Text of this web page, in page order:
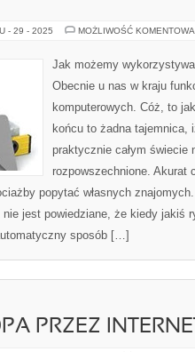
- 29 - 2025 MOŻLIWOŚĆ
Jak możemy
Obecnie u nas w kraju
komputerowych. Cóż, to
końcu to żadna tajemnica,
praktycznie całym świecie
rozpowszechnione. Akurat
popytać własnych
jest powiedziane, że kiedy jakiś
sposób […]
PRZEZ